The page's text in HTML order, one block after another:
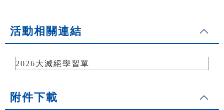
活動相關連結
2026大滅絕學習單
附件下載